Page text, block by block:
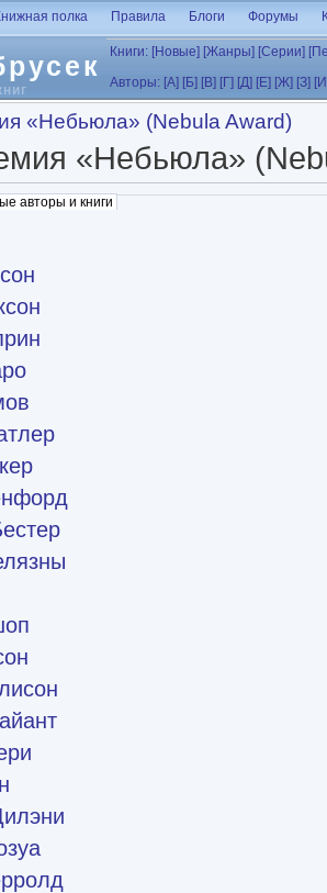
полка Правила Блоги Форумы
Книги: [Новые] [Жанры] [Серии]
Авторы: [А] [Б] [В] [Г] [Д] [Е] [Ж] [З]
«Небьюла» (Nebula Award)
«Небьюла»
авторы и книги